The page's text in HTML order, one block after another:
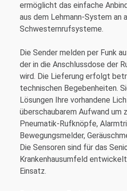
ermöglicht das einfache
aus dem Lehmann-System an
Schwesternrufsysteme.
Die Sender melden per Funk
der in die Anschlussdose der
wird. Die Lieferung erfolgt
technischen Begebenheiten.
Lösungen Ihre vorhandene
überschaubarem Aufwand um
Pneumatik-Rufknöpfe,
Bewegungsmelder,
Die Sensoren sind für das
Krankenhausumfeld
Einsatz.